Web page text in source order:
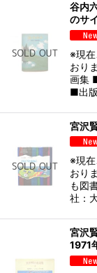
谷内
のサ
※現
おり
画集
■出
宮沢
※現
おり
も図
社：
宮沢
1971